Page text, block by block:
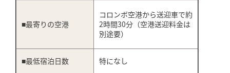
■最寄りの空港
コロンボ空港から送迎車で約
2時間30分（空港送迎料金は
別途要）
■最低宿泊日数 特になし